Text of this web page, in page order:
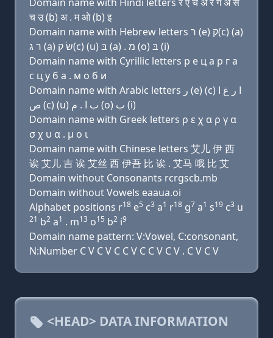
च उ (b) अ . म ओ (b) इ
Domain name with Hebrew letters ר (e) ק(c) (a)
ר ג (a) שׂ ק(c) (u) בּ (a) . מ (ο) בּ (i)
Domain name with Cyrillic letters р e ц a р г a
с ц у б a . м о б и
Domain name with Arabic letters ﺭ (e) (c) ﺍ ﺭ ﻍ ﺍ
ﺹ (c) (u) ﺏ ﺍ . ﻡ (o) ﺏ (i)
Domain name with Greek letters ρ ε χ α ρ γ α
σ χ υ α . μ ο ι
Domain name with Chinese letters 艾儿 伊 西
诶 艾儿 吉 诶 艾丝 西 伊吾 比 诶 . 艾马 哦 比 艾
Domain without Consonants rcrgscb.mb
Domain without Vowels eaaua.oi
Alphabet positions r18 e5 c3 a1 r18 g7 a1 s19 c3 u
21 b2 a1 . m13 o15 b2 i9
Domain name pattern: V:Vowel, C:consonant,
N:Number C V C V C C V C C V C V . C V C V
<HEAD> DATA INFORMATION